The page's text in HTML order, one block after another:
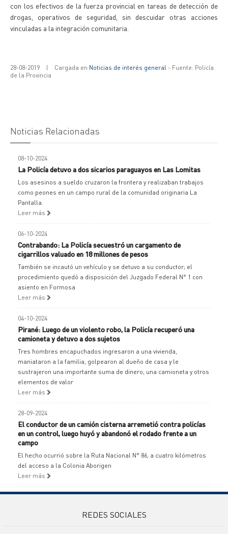
con los efectivos de la fuerza provincial en tareas de detección de
drogas, operativos de seguridad, sin descuidar otras acciones
vinculadas a la integración comunitaria.
28-08-2019 | Cargada en Noticias de interés general - Fuente: Policía
de la Provincia
Noticias Relacionadas
08-10-2024
La Policía detuvo a dos sicarios paraguayos en Las Lomitas
Los asesinos a sueldo cruzaron la frontera y realizaban trabajos
como peones en un campo rural de la comunidad originaria La
Pantalla
Leer más
06-10-2024
Contrabando: La Policía secuestró un cargamento de
cigarrillos valuado en 18 millones de pesos
También se incautó un vehículo y se detuvo a su conductor; el
procedimiento quedó a disposición del Juzgado Federal N° 1 con
asiento en Formosa
Leer más
04-10-2024
Pirané: Luego de un violento robo, la Policía recuperó una
camioneta y detuvo a dos sujetos
Tres hombres encapuchados ingresaron a una vivienda,
maniataron a la familia, golpearon al dueño de casa y le
sustrajeron una importante suma de dinero, una camioneta y otros
elementos de valor
Leer más
28-09-2024
El conductor de un camión cisterna arremetió contra policías
en un control, luego huyó y abandonó el rodado frente a un
campo
El hecho ocurrió sobre la Ruta Nacional N° 86, a cuatro kilómetros
del acceso a la Colonia Aborigen
Leer más
REDES SOCIALES